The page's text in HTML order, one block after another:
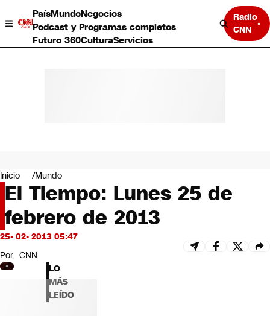
PaísMundoNegocios
Podcast y Programas completos
Futuro 360CulturaServicios
Radio
CNN
Negocios
Deportes
Programas completos
Cultura
Servicios
Bits
CNN Data
CNN tiempo
Futuro 360
Inicio Mundo
El Tiempo: Lunes 25 de
febrero de 2013
25- 02- 2013 05:47
Por CNN
LO
MÁS
LEÍDO